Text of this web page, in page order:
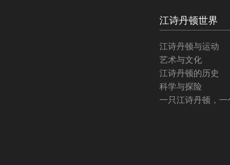
江诗丹顿世界
江诗丹顿与运动
艺术与文化
江诗丹顿的历史
科学与探险
一只江诗丹顿，一